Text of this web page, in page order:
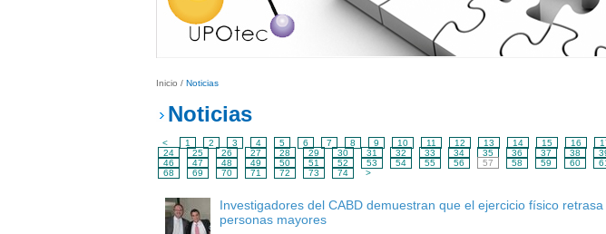
Inicio / Noticias
Noticias
< 1 2 3 4 5 6 7 8 9 10 11 12 13 14 15 16
24
25 26 27 28 29 30 31 32 33 34 35 36 37 38
46
47 48 49 50 51 52 53 54 55 56 57 58 59 60
68
69 70 71 72 73 74 >
Investigadores del CABD demuestran que el ejercicio físico
personas mayores